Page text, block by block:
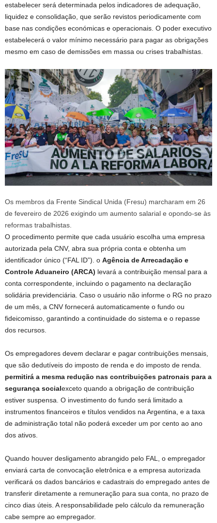
estabelecer será determinada pelos indicadores de adequação,
liquidez e consolidação, que serão revistos periodicamente com
base nas condições económicas e operacionais. O poder executivo
estabelecerá o valor mínimo necessário para pagar as obrigações
mesmo em caso de demissões em massa ou crises trabalhistas.
Os membros da Frente Sindical Unida (Fresu) marcharam em 26
de fevereiro de 2026 exigindo um aumento salarial e opondo-se às
reformas trabalhistas.
O procedimento permite que cada usuário escolha uma empresa
autorizada pela CNV, abra sua própria conta e obtenha um
identificador único (“FAL ID”). o Agência de Arrecadação e
Controle Aduaneiro (ARCA) levará a contribuição mensal para a
conta correspondente, incluindo o pagamento na declaração
solidária previdenciária. Caso o usuário não informe o RG no prazo
de um mês, a CNV fornecerá automaticamente o fundo ou
fideicomisso, garantindo a continuidade do sistema e o repasse
dos recursos.
Os empregadores devem declarar e pagar contribuições mensais,
que são dedutíveis do imposto de renda e do imposto de renda.
permitirá a mesma redução nas contribuições patronais para a
segurança socialexceto quando a obrigação de contribuição
estiver suspensa. O investimento do fundo será limitado a
instrumentos financeiros e títulos vendidos na Argentina, e a taxa
de administração total não poderá exceder um por cento ao ano
dos ativos.
Quando houver desligamento abrangido pelo FAL, o empregador
enviará carta de convocação eletrônica e a empresa autorizada
verificará os dados bancários e cadastrais do empregado antes de
transferir diretamente a remuneração para sua conta, no prazo de
cinco dias úteis. A responsabilidade pelo cálculo da remuneração
cabe sempre ao empregador.